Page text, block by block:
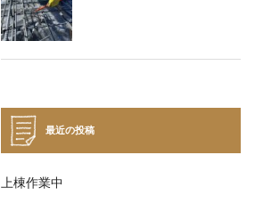
最近の投稿
上棟作業中